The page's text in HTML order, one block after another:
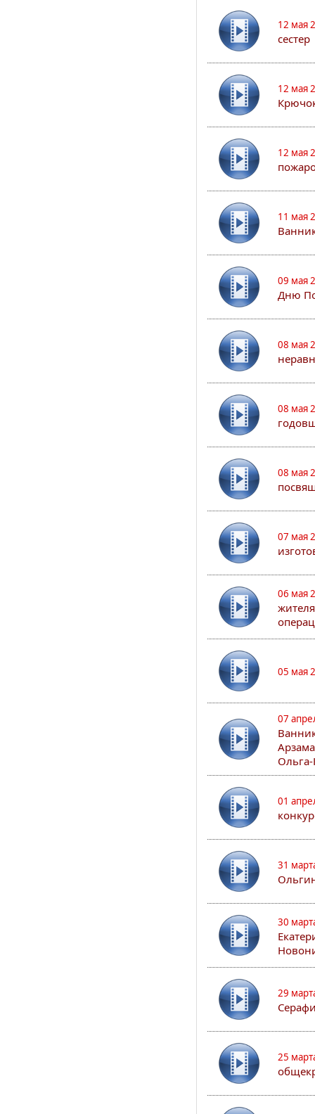
12 мая
сестер
12 мая
12 мая
11 мая
09 мая
Дню
08 мая
08 мая
08 мая
07 мая
06 мая
05 мая
07
01
31
30
29
25